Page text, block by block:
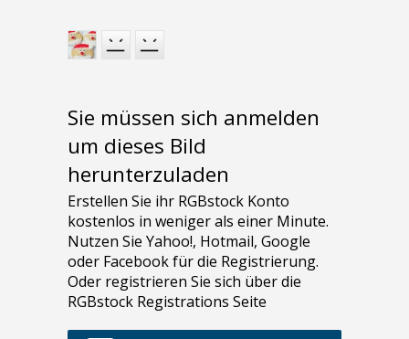
Sie müssen sich anmelden
um dieses Bild
herunterzuladen